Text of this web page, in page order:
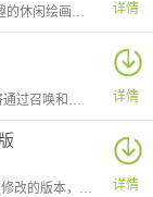
Wigglepaint(中文全彩版)是一款玩法简单有趣的休闲绘画涂鸦游戏，本次为大家带来的是中文全彩版本，该版本由B站UP主“角赤pulupo”制作，支持中文还有十六种色彩画笔，让你可以自由绘画涂鸦！
详情
akinator是一款神秘的卡牌对战游戏，玩家将通过召唤和组合各种神秘的卡牌来战斗，感兴趣的小伙伴快来试试吧！
详情
地铁跑酷国际服全人物全皮肤解锁版是经过修改的版本，大家在游戏中可以自由的选择角色，还解锁全部的皮肤，让你可以对角色进行自由的装扮，从而有着更加个性化的效果。
详情